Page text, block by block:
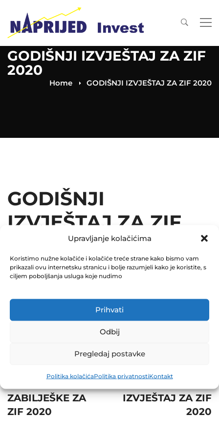
Upravljanje kolačićima
Koristimo nužne kolačiće i kolačiće treće strane kako bismo vam
prikazali ovu internetsku stranicu i bolje razumjeli kako je koristite, s
ciljem poboljšanja usluga koje nudimo
Prihvati
Odbij
Pregledaj postavke
Politika kolačićaPolitika privatnostiKontakt
GODIŠNJI IZVJEŠTAJ ZA ZIF
2020
Home GODIŠNJI IZVJEŠTAJ ZA ZIF 2020
GODIŠNJI
IZVJEŠTAJ ZA ZIF
April 14, 2021
0 Comments
Share
navigation
ZABILJEŠKE ZA
ZIF 2020
IZVJEŠTAJ ZA ZIF
2020